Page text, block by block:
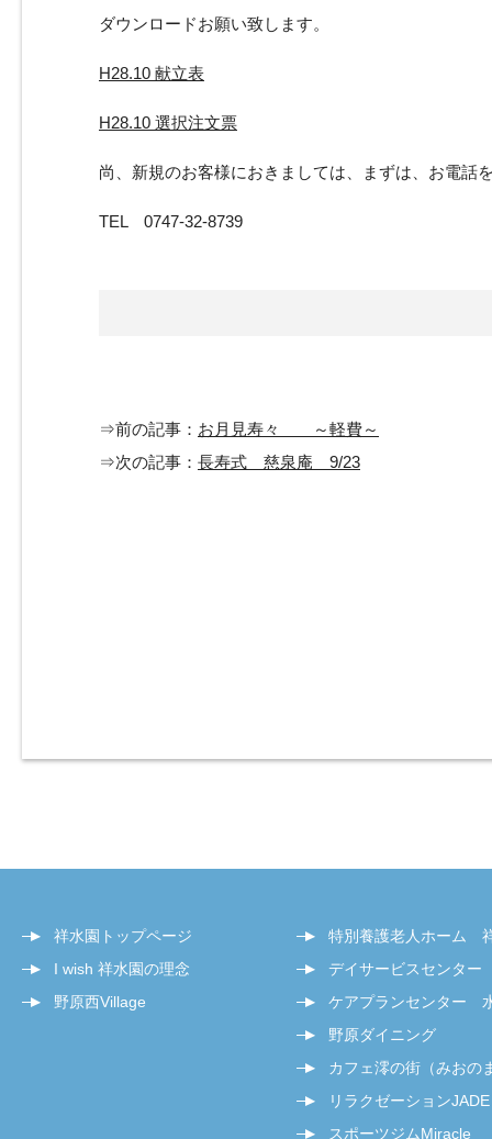
ダウンロードお願い致します。
H28.10 献立表
H28.10 選択注文票
尚、新規のお客様におきましては、まずは、お電話
TEL 0747-32-8739
⇒前の記事： お月見寿々 ～軽費～
⇒次の記事： 長寿式 慈泉庵 9/23
祥水園トップページ
I wish 祥水園の理念
野原西Village
特別養護老人ホーム
デイサービスセンタ
ケアプランセンター
野原ダイニング
カフェ澪の街（みおの
リラクゼーションJADE
スポーツジムMiracle